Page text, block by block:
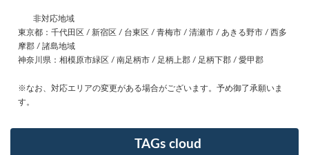
非対応地域
東京都：千代田区 / 新宿区 / 台東区 / 青梅市 / 清瀬市 / あきる野市 / 西多
摩郡 / 諸島地域
神奈川県：相模原市緑区 / 南足柄市 / 足柄上郡 / 足柄下郡 / 愛甲郡
※なお、対応エリアの変更がある場合がございます。予め御了承願いま
す。
TAGs cloud